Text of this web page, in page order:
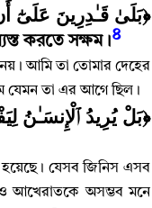
﴿بَلَىٰ قَـٰدِرِينَ عَلَىٰٓ
করতে সক্ষম।৪
। আমি তা তোমার দেহের
যেমন তা এর আগে ছিল ।
﴿بَلْ يُرِيدُ ٱلْإِنسَـٰنُ
। যেসব জিনিস এসব
আখেরাতকে অসম্ভব মনে